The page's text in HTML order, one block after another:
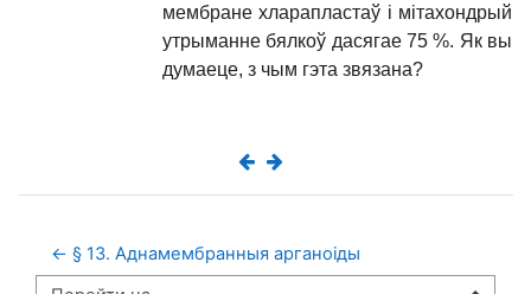
мембране хларапластаў і мітахондрый
утрыманне бялкоў дасягае 75 %. Як вы
думаеце, з чым гэта звязана?
← § 13. Аднамембранныя арганоіды